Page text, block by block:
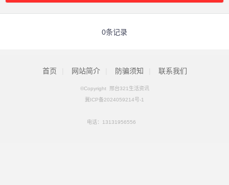
0条记录
首页 网站简介 防骗须知 联系我们
©Copyright 邢台321生活资讯
冀ICP备2024059214号-1
电话： 13131956556